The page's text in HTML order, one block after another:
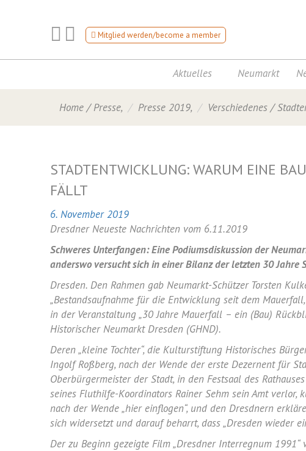
Mitglied werden/become a member
Aktuelles Neumarkt
Home / Presse, Presse 2019, Verschiedenes /
STADTENTWICKLUNG: WARUM EINE
FÄLLT
6. November 2019
Dresdner Neueste Nachrichten vom 6.11.2019
Schweres Unterfangen: Eine Podiumsdiskussion der
anderswo versucht sich in einer Bilanz der letzten 30 Jahre
Dresden. Den Rahmen gab Neumarkt-Schützer Torsten
„Bestandsaufnahme für die Entwicklung seit dem Mauerfall
in der Veranstaltung „30 Jahre Mauerfall – ein (Bau)
Historischer Neumarkt Dresden (GHND).
Deren „kleine Tochter“, die Kulturstiftung Historisches
Ingolf Roßberg, nach der Wende der erste Dezernent für
Oberbürgermeister der Stadt, in den Festsaal des
seines Fluthilfe-Koordinators Rainer Sehm sein Amt verlor,
nach der Wende „hier einflogen“, und den Dresdnern
sich widersetzt und darauf beharrt, dass „Dresden wieder
Der zu Beginn gezeigte Film „Dresdner Interregnum